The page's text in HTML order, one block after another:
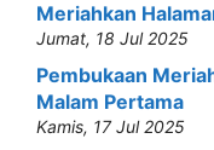
Meriahkan
Jumat, 18 Jul 2025
Pembukaan
Malam Pertama
Kamis, 17 Jul 2025